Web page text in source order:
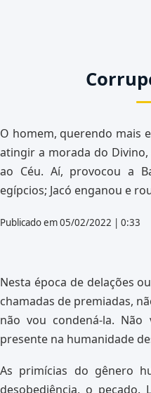
O homem, querendo mais
atingir a morada do
ao Céu. Aí, provocou a
egípcios; Jacó enganou e
Publicado em 05/02/2022 | 0:33
Nesta época de delações
chamadas de premiadas,
não vou condená-la.
presente na humanidade
As primícias do gênero
desobediência, o